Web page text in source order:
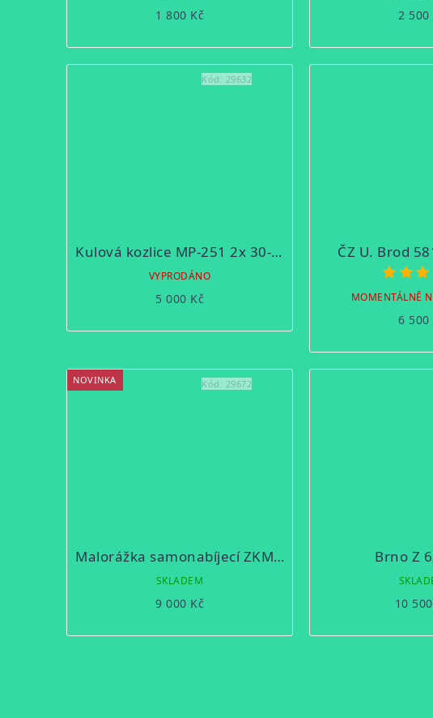
1 800 Kč 2 500
Kulová kozlice MP-251 2x 30-06 Sprg.
VYPRODÁNO
5 000 Kč
Kód: 29632
ČZ U. Brod
MOMENTÁLNĚ
6 500
NOVINKA
Malorážka samonabíjecí ZKM 511
SKLADEM
9 000 Kč
Kód: 29672
Brno Z
10